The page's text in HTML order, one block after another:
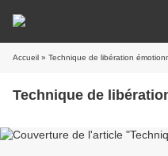
Accueil » Technique de libération
Technique de